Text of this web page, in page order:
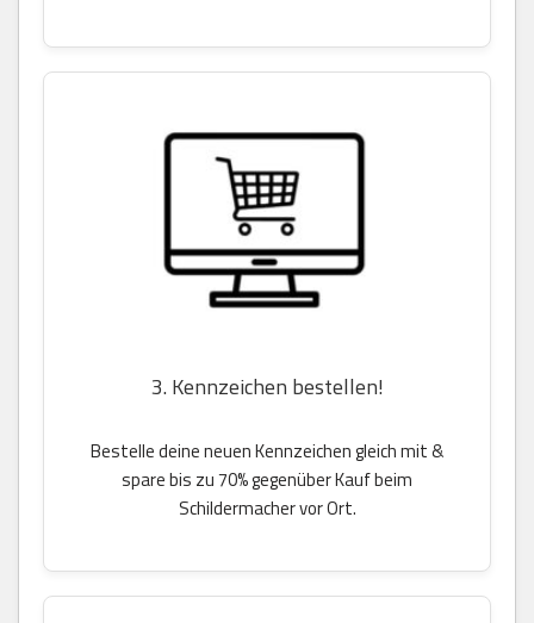
3. Kennzeichen bestellen!
Bestelle deine neuen Kennzeichen gleich mit &
spare bis zu 70% gegenüber Kauf beim
Schildermacher vor Ort.